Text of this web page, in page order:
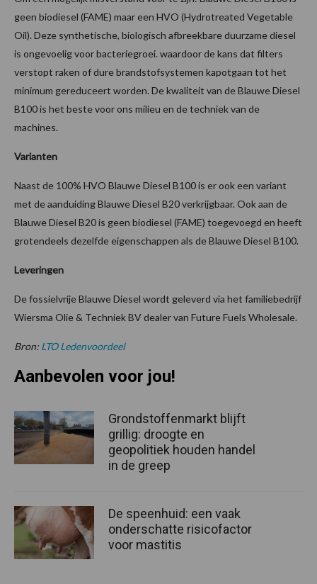
geen biodiesel (FAME) maar een HVO (Hydrotreated Vegetable
Oil). Deze synthetische, biologisch afbreekbare duurzame diesel
is ongevoelig voor bacteriegroei. waardoor de kans dat filters
verstopt raken of dure brandstofsystemen kapotgaan tot het
minimum gereduceert worden. De kwaliteit van de Blauwe Diesel
B100 is het beste voor ons milieu en de techniek van de
machines.
Varianten
Naast de 100% HVO Blauwe Diesel B100 is er ook een variant
met de aanduiding Blauwe Diesel B20 verkrijgbaar. Ook aan de
Blauwe Diesel B20 is geen biodiesel (FAME) toegevoegd en heeft
grotendeels dezelfde eigenschappen als de Blauwe Diesel B100.
Leveringen
De fossielvrije Blauwe Diesel wordt geleverd via het familiebedrijf
Wiersma Olie & Techniek BV dealer van Future Fuels Wholesale.
Bron: LTO Ledenvoordeel
Aanbevolen voor jou!
Grondstoffenmarkt blijft
grillig: droogte en
geopolitiek houden handel
in de greep
De speenhuid: een vaak
onderschatte risicofactor
voor mastitis